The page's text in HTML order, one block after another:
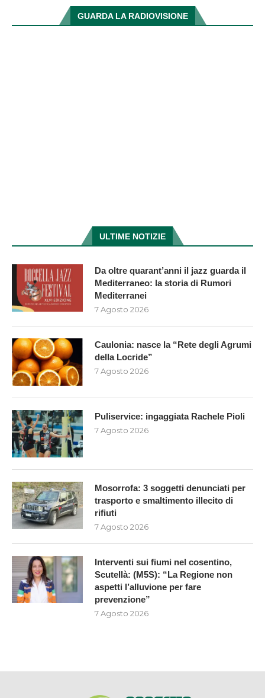
GUARDA LA RADIOVISIONE
ULTIME NOTIZIE
Da oltre quarant’anni il jazz guarda il
Mediterraneo: la storia di Rumori
Mediterranei
7 Agosto 2026
Caulonia: nasce la “Rete degli Agrumi
della Locride”
7 Agosto 2026
Puliservice: ingaggiata Rachele Pioli
7 Agosto 2026
Mosorrofa: 3 soggetti denunciati per
trasporto e smaltimento illecito di
rifiuti
7 Agosto 2026
Interventi sui fiumi nel cosentino,
Scutellà: (M5S): “La Regione non
aspetti l’alluvione per fare
prevenzione”
7 Agosto 2026